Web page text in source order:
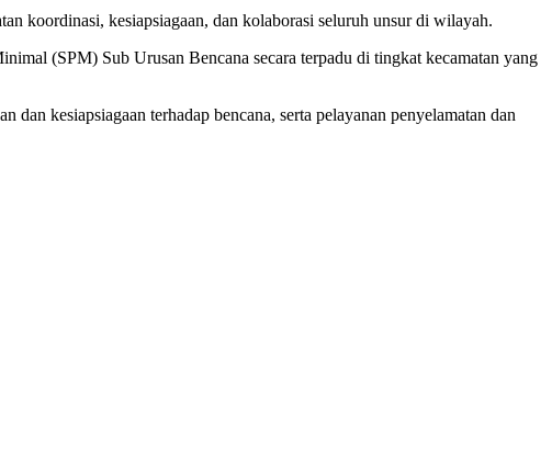
koordinasi, kesiapsiagaan, dan kolaborasi seluruh unsur di wilayah.
(SPM) Sub Urusan Bencana secara terpadu di tingkat kecamatan yang
kesiapsiagaan terhadap bencana, serta pelayanan penyelamatan dan